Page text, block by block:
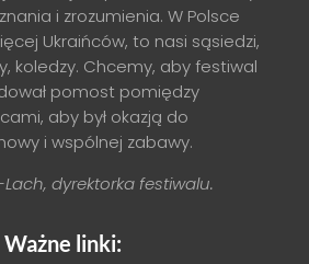
i zrozumienia. W Polsce
Ukraińców, to nasi sąsiedzi,
koledzy. Chcemy, aby festiwal
pomost pomiędzy
aby był okazją do
i wspólnej zabawy.
dyrektorka festiwalu.
Ważne linki: